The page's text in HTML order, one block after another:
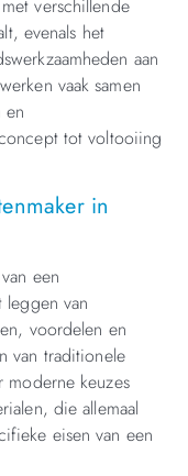
verschillende
evenals het
aan
vaak samen
en
tot voltooiing
in
een
leggen van
voordelen en
van traditionele
moderne keuzes
die allemaal
eisen van een